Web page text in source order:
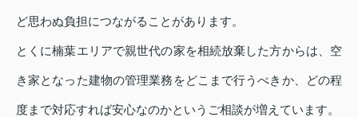
ど思わぬ負担につながることがあります。
とくに楠葉エリアで親世代の家を相続放棄した方からは、空
き家となった建物の管理業務をどこまで行うべきか、どの程
度まで対応すれば安心なのかというご相談が増えています。